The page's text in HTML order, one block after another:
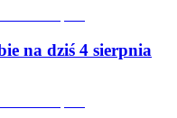
na dziś 4 sierpnia